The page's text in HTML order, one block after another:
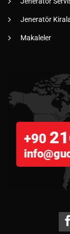
Jeneratör
Makaleler
+90